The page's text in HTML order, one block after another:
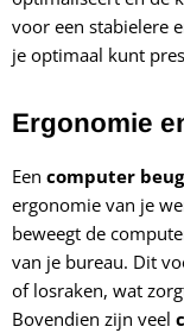
voor een stabielere
je optimaal kunt
Ergonomie
Een computer
ergonomie van je
beweegt de
van je bureau. Dit
of losraken, wat
Bovendien zijn veel